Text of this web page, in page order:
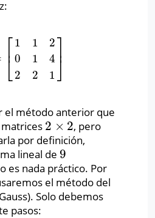
⎡
⎣
⎢ 1
0
2
1
1
2
2
4
1
⎤
⎦⎥
1 1 20 2 ]
el método anterior que
2 × 2
2 ×2
, pero
por definición,
lineal de 9
9
es nada práctico. Por
el método del
Solo debemos
pasos: